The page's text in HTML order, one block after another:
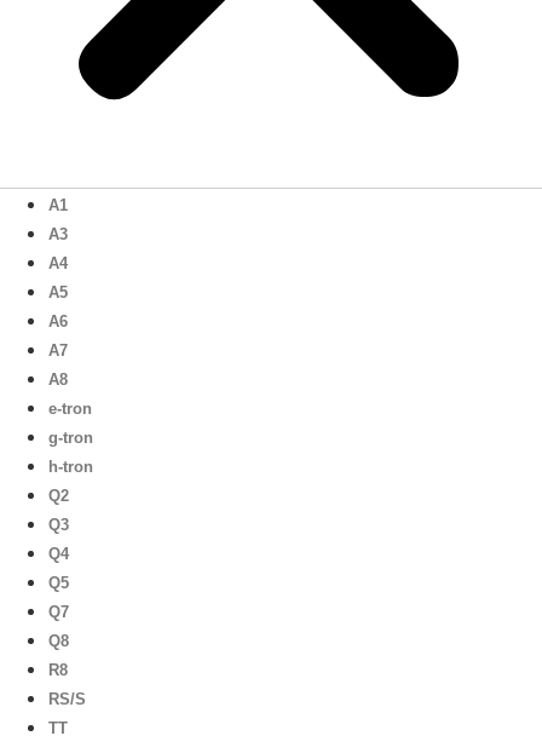
A1
A3
A4
A5
A6
A7
A8
e-tron
g-tron
h-tron
Q2
Q3
Q4
Q5
Q7
Q8
R8
RS/S
TT